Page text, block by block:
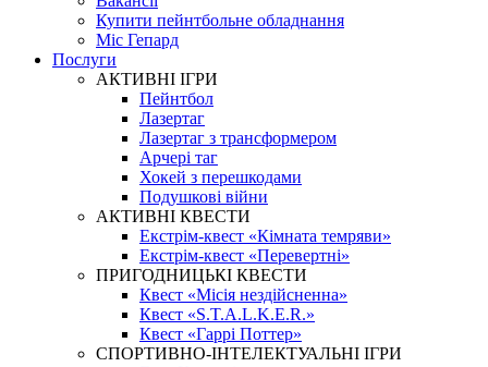
Купити пейнтбольне обладнання
Міс Гепард
Послуги
АКТИВНІ ІГРИ
Пейнтбол
Лазертаг
Лазертаг з трансформером
Арчері таг
Хокей з перешкодами
Подушкові війни
АКТИВНІ КВЕСТИ
Екстрім-квест «Кімната темряви»
Екстрім-квест «Перевертні»
ПРИГОДНИЦЬКІ КВЕСТИ
Квест «Місія нездійсненна»
Квест «S.T.A.L.K.E.R.»
Квест «Гаррі Поттер»
СПОРТИВНО-ІНТЕЛЕКТУАЛЬНІ ІГРИ